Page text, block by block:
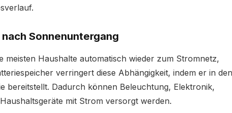
Sonnenuntergang
meisten Haushalte automatisch wieder zum Stromnetz,
verringert diese Abhängigkeit, indem er in den
bereitstellt. Dadurch können Beleuchtung, Elektronik,
mit Strom versorgt werden.